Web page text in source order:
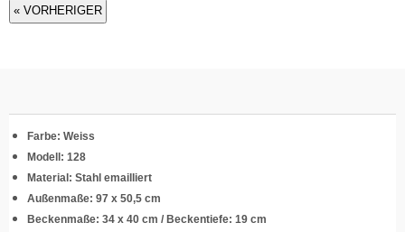
« VORHERIGER
Farbe: Weiss
Modell: 128
Material: Stahl emailliert
Außenmaße: 97 x 50,5 cm
Beckenmaße: 34 x 40 cm / Beckentiefe: 19 cm